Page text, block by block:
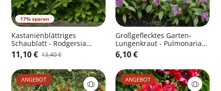
17% sparen
Kastanienblättriges
Schaublatt - Rodgersia
aesculifolia
11,10 € 13,40 €
Großgeflecktes Garten-
Lungenkraut - Pulmonaria
saccharata 'Mrs Moon'
6,10 €
ANGEBOT ANGEBOT